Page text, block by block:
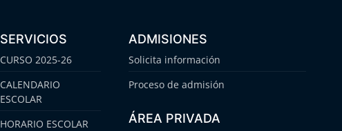
SERVICIOS
CURSO 2025-26
CALENDARIO
ESCOLAR
HORARIO ESCOLAR
ADMISIONES
Solicita información
Proceso de admisión
ÁREA PRIVADA